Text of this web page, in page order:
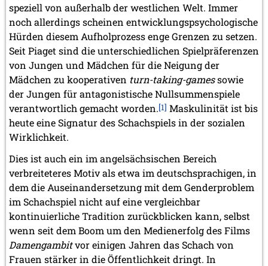
speziell von außerhalb der westlichen Welt. Immer
noch allerdings scheinen entwicklungspsychologische
Hürden diesem Aufholprozess enge Grenzen zu setzen.
Seit Piaget sind die unterschiedlichen Spielpräferenzen
von Jungen und Mädchen für die Neigung der
Mädchen zu kooperativen turn-taking-gamessowie
der Jungen für antagonistische Nullsummenspiele
verantwortlich gemacht worden.[1] Maskulinität ist bis
heute eine Signatur des Schachspiels in der sozialen
Wirklichkeit.
Dies ist auch ein im angelsächsischen Bereich
verbreiteteres Motiv als etwa im deutschsprachigen, in
dem die Auseinandersetzung mit dem Genderproblem
im Schachspiel nicht auf eine vergleichbar
kontinuierliche Tradition zurückblicken kann, selbst
wenn seit dem Boom um den Medienerfolg des Films
Damengambitvor einigen Jahren das Schach von
Frauen stärker in die Öffentlichkeit dringt. In